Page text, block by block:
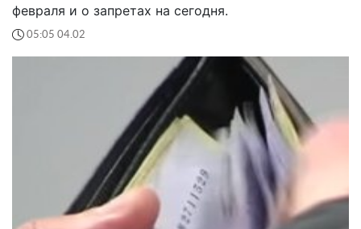
февраля и о запретах на сегодня.
05:05 04.02